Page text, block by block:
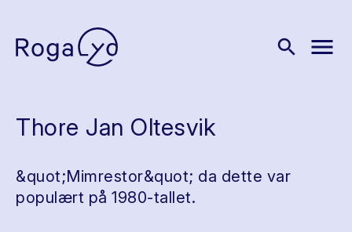
search menu
Thore Jan Oltesvik
&quot;Mimrestor&quot; da dette var
populært på 1980-tallet.